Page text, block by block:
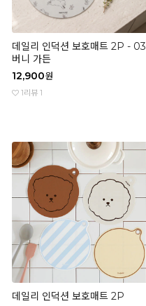
데일리 인덕션 보호매트 2P - 03
버니 가든
12,900원
1리뷰 1
데일리 인덕션 보호매트 2P